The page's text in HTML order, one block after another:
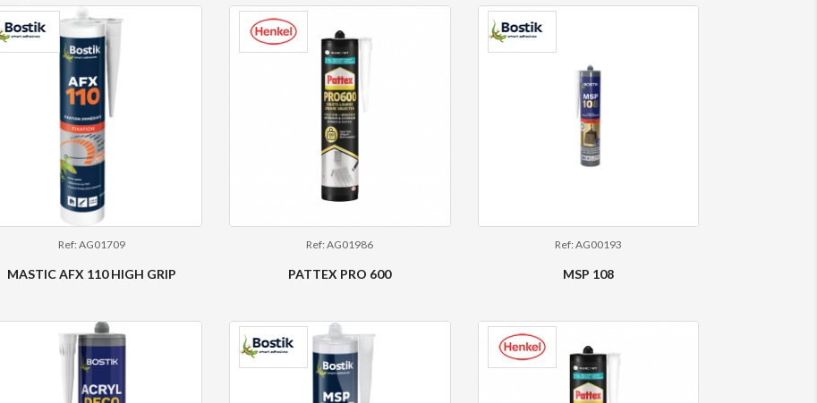
Ref: AG01709
MASTIC AFX 110 HIGH GRIP
Ref: AG01986
PATTEX PRO 600
Ref: AG00193
MSP 108